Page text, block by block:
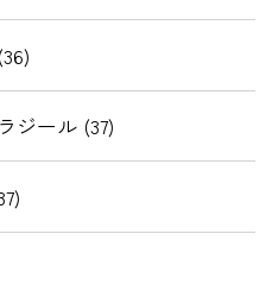
ジール (37)